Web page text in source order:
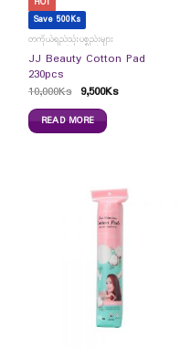
Save 500Ks
တကိုယ်ရည်သုံးပစ္စည်းများ
JJ Beauty Cotton Pad
230pcs
10,000Ks 9,500Ks
READ MORE